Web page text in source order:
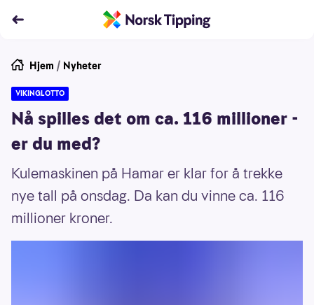
Hjem / Nyheter
VIKINGLOTTO
Nå spilles det om ca. 116 millioner -
er du med?
Kulemaskinen på Hamar er klar for å trekke
nye tall på onsdag. Da kan du vinne ca. 116
millioner kroner.